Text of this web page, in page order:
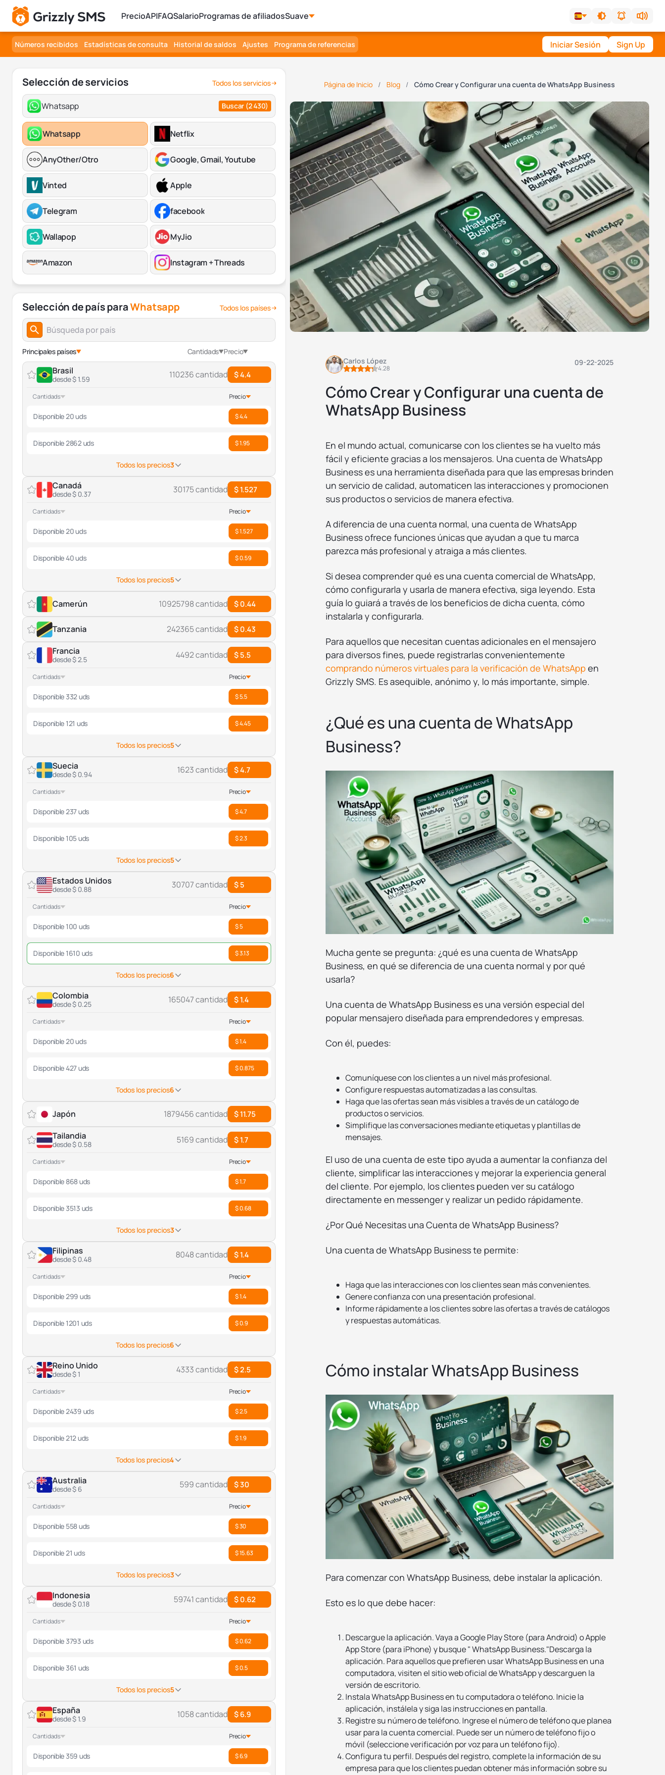
PrecioAPIFAQSalarioProgramas de afiliadosSuave
Números recibidos Estadísticas de consulta Historial de saldos Ajustes Programa de referencias Iniciar Sesión Sign Up
Selección de servicios Todos los servicios
Whatsapp Buscar (2 430)
Whatsapp Netflix
AnyOther/Otro Google, Gmail, Youtube
Vinted Apple
Telegram facebook
Wallapop MyJio
Amazon Instagram + Threads
Selección de país paraWhatsapp Todos los países
Principales países Cantidads Precio
Brasil
desde $ 1.59 110236 cantidad $ 4.4
Cantidads Precio
Disponible 20 uds $ 4.4
Disponible 2862 uds $ 1.95
Todos los precios3
Canadá
desde $ 0.37 30175 cantidad $ 1.527
Cantidads Precio
Disponible 20 uds $ 1.527
Disponible 40 uds $ 0.59
Todos los precios5
Camerún 10925798 cantidad $ 0.44
Tanzania 242365 cantidad $ 0.43
Francia
desde $ 2.5 4492 cantidad $ 5.5
Cantidads Precio
Disponible 332 uds $ 5.5
Disponible 121 uds $ 4.45
Todos los precios5
Suecia
desde $ 0.94 1623 cantidad $ 4.7
Cantidads Precio
Disponible 237 uds $ 4.7
Disponible 105 uds $ 2.3
Todos los precios5
Estados Unidos
desde $ 0.88 30707 cantidad $ 5
Cantidads Precio
Disponible 100 uds $ 5
Disponible 1610 uds $ 3.13
Todos los precios6
Colombia
desde $ 0.25 165047 cantidad $ 1.4
Cantidads Precio
Disponible 20 uds $ 1.4
Disponible 427 uds $ 0.875
Todos los precios6
Japón 1879456 cantidad $ 11.75
Tailandia
desde $ 0.58 5169 cantidad $ 1.7
Cantidads Precio
Disponible 868 uds $ 1.7
Disponible 3513 uds $ 0.68
Todos los precios3
Filipinas
desde $ 0.48 8048 cantidad $ 1.4
Cantidads Precio
Disponible 299 uds $ 1.4
Disponible 1201 uds $ 0.9
Todos los precios6
Reino Unido
desde $ 1 4333 cantidad $ 2.5
Cantidads Precio
Disponible 2439 uds $ 2.5
Disponible 212 uds $ 1.9
Todos los precios4
Australia
desde $ 6 599 cantidad $ 30
Cantidads Precio
Disponible 558 uds $ 30
Disponible 21 uds $ 15.63
Todos los precios3
Indonesia
desde $ 0.18 59741 cantidad $ 0.62
Cantidads Precio
Disponible 3793 uds $ 0.62
Disponible 361 uds $ 0.5
Todos los precios5
España
desde $ 1.9 1058 cantidad $ 6.9
Cantidads Precio
Disponible 359 uds $ 6.9
Página de Inicio Blog Cómo Crear y Configurar una cuenta de WhatsApp Business
Carlos López
4.28
09-22-2025
Cómo Crear y Configurar una cuenta de
WhatsApp Business
En el mundo actual, comunicarse con los clientes se ha vuelto más
fácil y eficiente gracias a los mensajeros. Una cuenta de WhatsApp
Business es una herramienta diseñada para que las empresas brinden
un servicio de calidad, automaticen las interacciones y promocionen
sus productos o servicios de manera efectiva.
A diferencia de una cuenta normal, una cuenta de WhatsApp
Business ofrece funciones únicas que ayudan a que tu marca
parezca más profesional y atraiga a más clientes.
Si desea comprender qué es una cuenta comercial de WhatsApp,
cómo configurarla y usarla de manera efectiva, siga leyendo. Esta
guía lo guiará a través de los beneficios de dicha cuenta, cómo
instalarla y configurarla.
Para aquellos que necesitan cuentas adicionales en el mensajero
para diversos fines, puede registrarlas convenientemente
comprando números virtuales para la verificación de WhatsApp en
Grizzly SMS. Es asequible, anónimo y, lo más importante, simple.
¿Qué es una cuenta de WhatsApp
Business?
Mucha gente se pregunta: ¿qué es una cuenta de WhatsApp
Business, en qué se diferencia de una cuenta normal y por qué
usarla?
Una cuenta de WhatsApp Business es una versión especial del
popular mensajero diseñada para emprendedores y empresas.
Con él, puedes:
Comuníquese con los clientes a un nivel más profesional.
Configure respuestas automatizadas a las consultas.
Haga que las ofertas sean más visibles a través de un catálogo de
productos o servicios.
Simplifique las conversaciones mediante etiquetas y plantillas de
mensajes.
El uso de una cuenta de este tipo ayuda a aumentar la confianza del
cliente, simplificar las interacciones y mejorar la experiencia general
del cliente. Por ejemplo, los clientes pueden ver su catálogo
directamente en messenger y realizar un pedido rápidamente.
¿Por Qué Necesitas una Cuenta de WhatsApp Business?
Una cuenta de WhatsApp Business te permite:
Haga que las interacciones con los clientes sean más convenientes.
Genere confianza con una presentación profesional.
Informe rápidamente a los clientes sobre las ofertas a través de catálogos
y respuestas automáticas.
Cómo instalar WhatsApp Business
Para comenzar con WhatsApp Business, debe instalar la aplicación.
Esto es lo que debe hacer:
Descargue la aplicación. Vaya a Google Play Store (para Android) o Apple
App Store (para iPhone) y busque " WhatsApp Business."Descarga la
aplicación. Para aquellos que prefieren usar WhatsApp Business en una
computadora, visiten el sitio web oficial de WhatsApp y descarguen la
versión de escritorio.
Instala WhatsApp Business en tu computadora o teléfono. Inicie la
aplicación, instálela y siga las instrucciones en pantalla.
Registre su número de teléfono. Ingrese el número de teléfono que planea
usar para la cuenta comercial. Puede ser un número de teléfono fijo o
móvil (seleccione verificación por voz para un teléfono fijo).
Configura tu perfil. Después del registro, complete la información de su
empresa para que los clientes puedan obtener más información sobre su